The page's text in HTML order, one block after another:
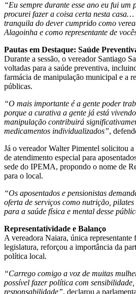
“Eu sempre durante esse ano eu fui um
procurei fazer a coisa certa nesta casa…
tranquila do dever cumprido como
Alagoinha e como representante de
Pautas em Destaque: Saúde
Durante a sessão, o vereador Santiago
voltadas para a saúde preventiva,
farmácia de manipulação municipal e a
públicas.
“O mais importante é a gente poder
porque a curativa a gente já está
manipulação contribuirá
medicamentos individualizados”,
Já o vereador Walter Pimentel solicitou
de atendimento especial para
sede do IPEMA, propondo o nome de
para o local.
“Os aposentados e pensionistas
oferta de serviços como nutrição,
para a saúde física e mental desse
Representatividade e Balanço
A vereadora Naiara, única representante
legislatura, reforçou a importância da
política local.
“Carrego comigo a voz de muitas
possível fazer política com
responsabilidade”, declarou a